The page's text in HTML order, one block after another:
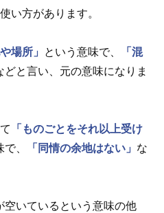
い方があります。
場所」 という意味で、
「混
どと言い、元の意味になりま
「ものごとをそれ以上受け
、 「同情の余地はない」 な
空いているという意味の他